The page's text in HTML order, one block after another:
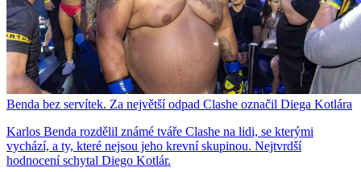
Benda bez servítek. Za největší odpad Clashe označil Diega Kotlára
Karlos Benda rozdělil známé tváře Clashe na lidi, se kterými
vychází, a ty, které nejsou jeho krevní skupinou. Nejtvrdší
hodnocení schytal Diego Kotlár.